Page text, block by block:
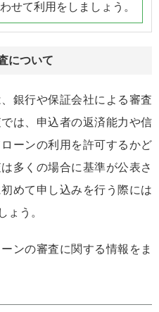
せて利用をしましょう。
について
銀行や保証会社による審査
は、申込者の返済能力や信
ーンの利用を許可するかど
多くの場合に基準が公表さ
めて申し込みを行う際には
ょう。
ンの審査に関する情報をま